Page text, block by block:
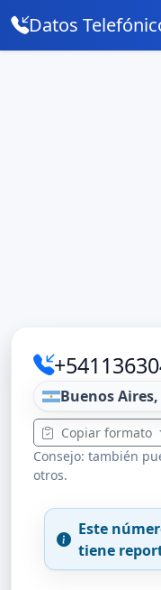
Datos
Buenos
Copiar formato
Consejo: también
otros.
Este
tiene